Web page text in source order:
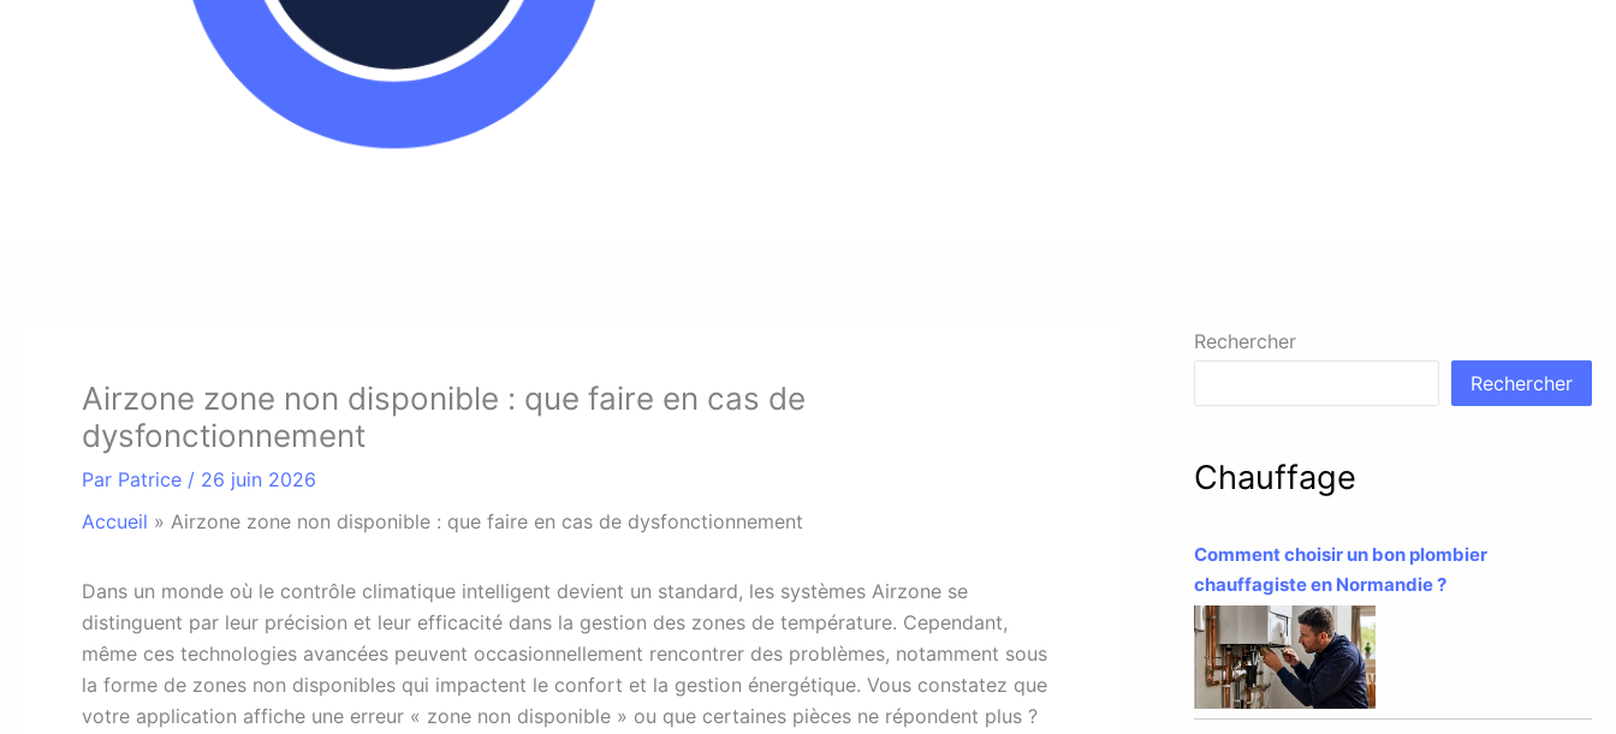
Airzone zone non disponible : que faire en cas de
dysfonctionnement
Par Patrice / 26 juin 2026
Accueil » Airzone zone non disponible : que faire en cas de dysfonctionnement
Dans un monde où le contrôle climatique intelligent devient un standard, les systèmes Airzone se
distinguent par leur précision et leur efficacité dans la gestion des zones de température. Cependant,
même ces technologies avancées peuvent occasionnellement rencontrer des problèmes, notamment sous
la forme de zones non disponibles qui impactent le confort et la gestion énergétique. Vous constatez que
votre application affiche une erreur « zone non disponible » ou que certaines pièces ne répondent plus ?
Rechercher
Rechercher
Chauffage
Comment choisir un bon plombier
chauffagiste en Normandie ?